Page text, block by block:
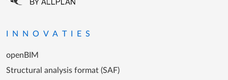
INNOVATIES
openBIM
Structural analysis format (SAF)